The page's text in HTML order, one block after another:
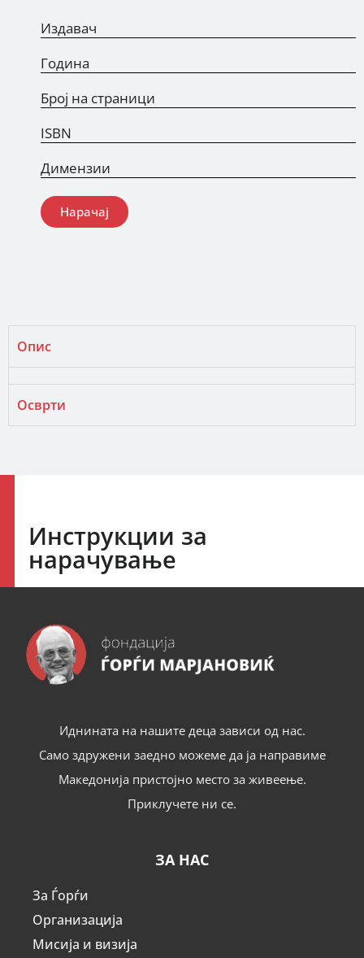
Издавач
Година
Број на страници
ISBN
Димензии
Нарачај
Опис
Осврти
Инструкции за
нарачување
Иднината на нашите деца зависи од нас.
Само здружени заедно можеме да ја направиме
Македонија пристојно место за живеење.
Приклучете ни се.
ЗА НАС
За Ѓорѓи
Организација
Мисија и визија